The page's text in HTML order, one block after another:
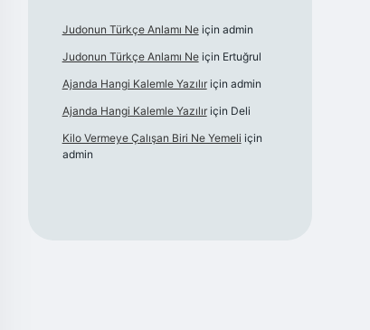
Judonun Türkçe Anlamı Neiçin admin
Judonun Türkçe Anlamı Neiçin Ertuğrul
Ajanda Hangi Kalemle Yazılıriçin admin
Ajanda Hangi Kalemle Yazılıriçin Deli
Kilo Vermeye Çalışan Biri Ne Yemeli için
admin